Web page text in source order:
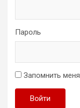
Пароль
Запомнить меня
Войти